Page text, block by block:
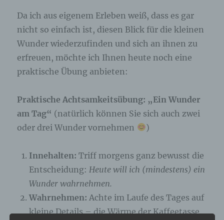
Da ich aus eigenem Erleben weiß, dass es gar
nicht so einfach ist, diesen Blick für die kleinen
Wunder wiederzufinden und sich an ihnen zu
erfreuen, möchte ich Ihnen heute noch eine
praktische Übung anbieten:
Praktische Achtsamkeitsübung: „Ein Wunder
am Tag“ (natürlich können Sie sich auch zwei
oder drei Wunder vornehmen
)
Innehalten: Triff morgens ganz bewusst die
Entscheidung: Heute will ich (mindestens) ein
Wunder wahrnehmen.
Wahrnehmen: Achte im Laufe des Tages auf
kleine Details – die Wärme der Kaffeetasse